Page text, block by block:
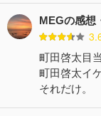
MEGの感想
町田啓太目
町田啓太イ
それだけ。